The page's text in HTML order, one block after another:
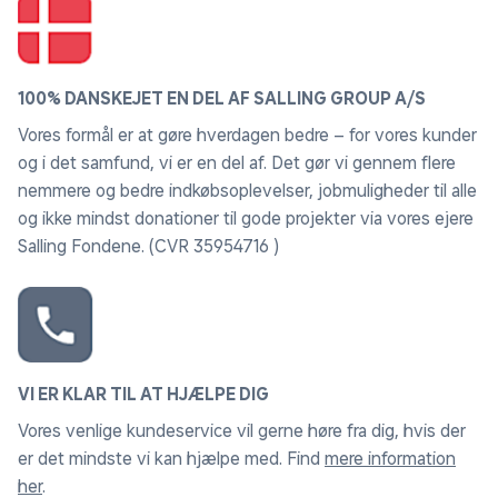
100% DANSKEJET EN DEL AF SALLING GROUP A/S
Vores formål er at gøre hverdagen bedre – for vores kunder
og i det samfund, vi er en del af. Det gør vi gennem flere
nemmere og bedre indkøbsoplevelser, jobmuligheder til alle
og ikke mindst donationer til gode projekter via vores ejere
Salling Fondene. (CVR 35954716 )
VI ER KLAR TIL AT HJÆLPE DIG
Vores venlige kundeservice vil gerne høre fra dig, hvis der
er det mindste vi kan hjælpe med. Find mere information
her.